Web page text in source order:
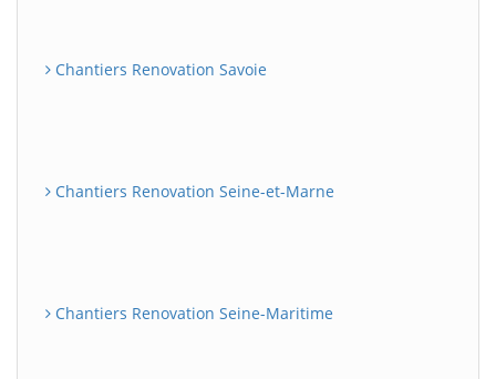
Chantiers Renovation Savoie
Chantiers Renovation Seine-et-Marne
Chantiers Renovation Seine-Maritime